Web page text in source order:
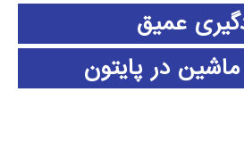
عمیق
ماشین در پایتون